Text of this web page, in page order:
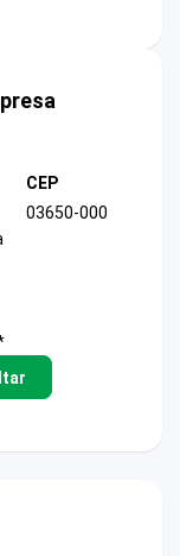
CEP
03650-000